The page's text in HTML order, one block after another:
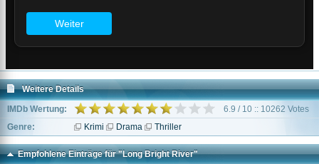
Weitere Details
IMDb Wertung:
6.9 / 10 :: 10262 Votes
Genre:
Krimi Drama Thriller
Empfohlene Einträge für "Long Bright River"